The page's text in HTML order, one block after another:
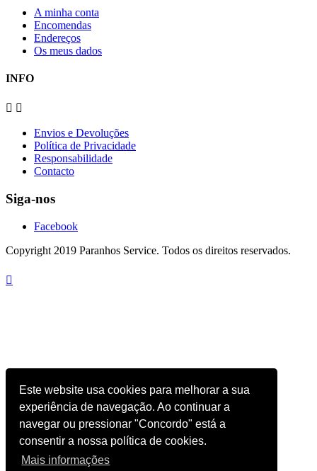
Este website usa cookies para melhorar a sua
experiência de navegação. Ao continuar a
navegar ou pressionar "Concordo" está a
consentir a nossa política de cookies.
Mais informações
A minha conta
Encomendas
Endereços
Os meus dados
INFO
 
Envios e Devoluções
Política de Privacidade
Responsabilidade
Contacto
Siga-nos
Facebook
Copyright 2019 Paranhos Service. Todos os direitos reservados.
